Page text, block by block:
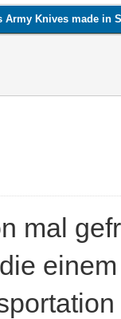
Knives made in
mal